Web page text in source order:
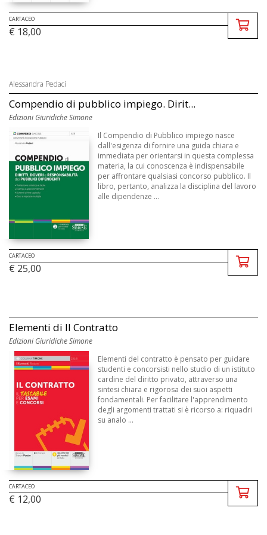
CARTACEO
€ 18,00
Alessandra Pedaci
Compendio di pubblico impiego. Dirit...
Edizioni Giuridiche Simone
Il Compendio di Pubblico impiego nasce
dall'esigenza di fornire una guida chiara e
immediata per orientarsi in questa complessa
materia, la cui conoscenza è indispensabile
per affrontare qualsiasi concorso pubblico. Il
libro, pertanto, analizza la disciplina del lavoro
alle dipendenze ...
CARTACEO
€ 25,00
Elementi di Il Contratto
Edizioni Giuridiche Simone
Elementi del contratto è pensato per guidare
studenti e concorsisti nello studio di un istituto
cardine del diritto privato, attraverso una
sintesi chiara e rigorosa dei suoi aspetti
fondamentali. Per facilitare l'apprendimento
degli argomenti trattati si è ricorso a: riquadri
su analo ...
CARTACEO
€ 12,00